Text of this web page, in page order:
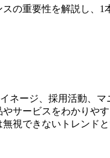
の重要性を解説し、
ネージ、採用活動、
サービスをわかりや
視できないトレンドと